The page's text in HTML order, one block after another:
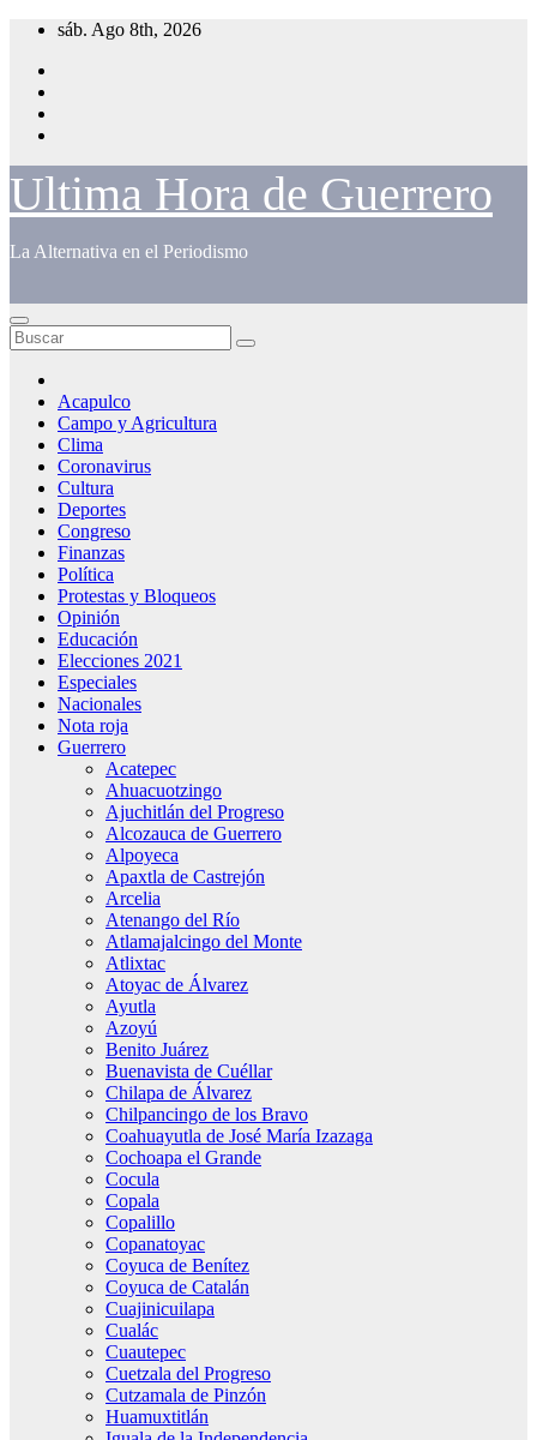
Saltar
contenido
sáb. Ago 8th, 2026
Ultima Hora de Guerrero
La Alternativa en el Periodismo
Acapulco
Campo y Agricultura
Clima
Coronavirus
Cultura
Deportes
Congreso
Finanzas
Política
Protestas y Bloqueos
Opinión
Educación
Elecciones 2021
Especiales
Nacionales
Nota roja
Guerrero
Acatepec
Ahuacuotzingo
Ajuchitlán del Progreso
Alcozauca de Guerrero
Alpoyeca
Apaxtla de Castrejón
Arcelia
Atenango del Río
Atlamajalcingo del Monte
Atlixtac
Atoyac de Álvarez
Ayutla
Azoyú
Benito Juárez
Buenavista de Cuéllar
Chilapa de Álvarez
Chilpancingo de los Bravo
Coahuayutla de José María Izazaga
Cochoapa el Grande
Cocula
Copala
Copalillo
Copanatoyac
Coyuca de Benítez
Coyuca de Catalán
Cuajinicuilapa
Cualác
Cuautepec
Cuetzala del Progreso
Cutzamala de Pinzón
Huamuxtitlán